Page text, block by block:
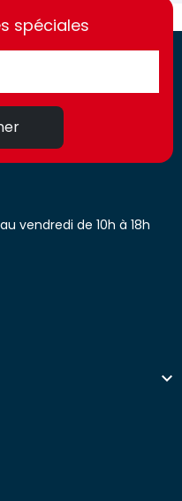
spéciales
vendredi de 10h à 18h
